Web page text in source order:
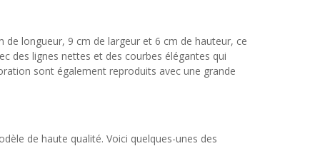
de longueur, 9 cm de largeur et 6 cm de hauteur, ce
des lignes nettes et des courbes élégantes qui
sont également reproduits avec une grande
de haute qualité. Voici quelques-unes des